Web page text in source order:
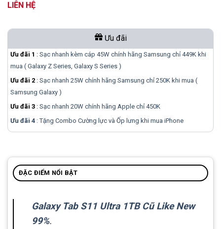
LIÊN HỆ
Ưu đãi
Ưu đãi 1 : Sạc nhanh kèm cáp 45W chính hãng Samsung chỉ 449K khi
mua ( Galaxy Z Series, Galaxy S Series )
Ưu đãi 2 : Sạc nhanh 25W chính hãng Samsung chỉ 250K khi mua (
Samsung Galaxy )
Ưu đãi 3 : Sạc nhanh 20W chính hãng Apple chỉ 450K
Ưu đãi 4 : Tặng Combo Cường lực và Ốp lưng khi mua iPhone
ĐẶC ĐIỂM NỔI BẬT
Galaxy Tab S11 Ultra 1TB Cũ Like New
99%.